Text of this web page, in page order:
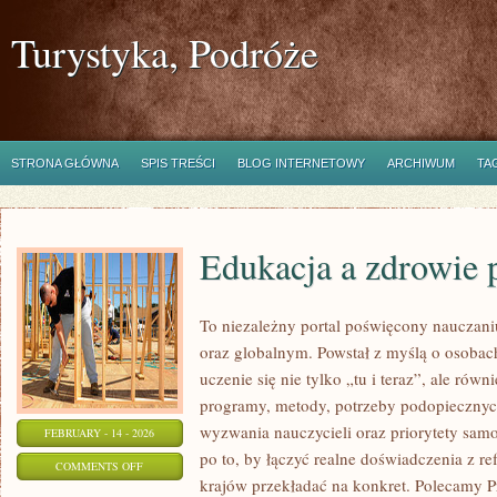
Turystyka, Podróże
STRONA GŁÓWNA SPIS TREŚCI BLOG INTERNETOWY ARCHIWUM
FEBRUARY - 14 - 2026
COMMENTS OFFON
Edukacja a zdrowie
To niezależny portal poświęcony
oraz globalnym. Powstał z myślą o
uczenie się nie tylko „tu i teraz”, ale
programy, metody, potrzeby
wyzwania nauczycieli oraz priorytety
po to, by łączyć realne doświadczenia z
krajów przekładać na konkret. Polecamy